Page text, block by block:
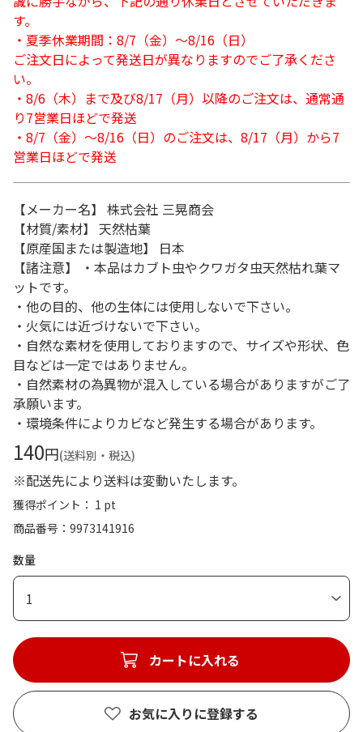
す。
・夏季休業期間：8/7（金）～8/16（日）
ご注文日によって発送日が異なりますのでご了承くださ
い。
・8/6（木）まで及び8/17（月）以降のご注文は、通常通
り7営業日ほどで発送
・8/7（金）～8/16（日）のご注文は、8/17（月）から7
営業日ほどで発送
【メーカー名】 株式会社 三晃商会
【材質/素材】 天然枯葉
【原産国または製造地】 日本
【諸注意】 ・本品はカブト虫やクワガタ虫天然枯れ葉マ
ットです。
・他の目的、他の生体には使用しないで下さい。
・火気には近づけないで下さい。
・自然な素材を使用しておりますので、サイズや形状、色
目などは一定ではありません。
・自然素材の為異物が混入している場合がありますがご了
承願います。
・環境条件によりカビなど発生する場合があります。
140円(送料別・税込)
※配送先により送料は変動いたします。
獲得ポイント： 1 pt
商品番号
9973141916
数量
1
カートに入れる
お気に入りに登録する